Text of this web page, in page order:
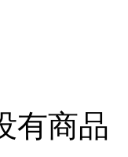
有商品